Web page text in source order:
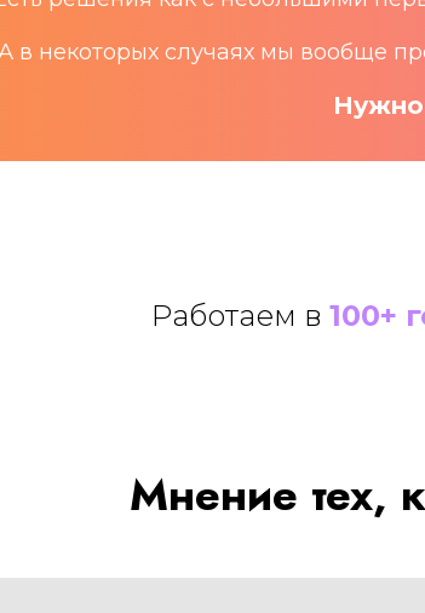
в некоторых случаях мы вообще
Нужно
Работаем в 100+
Мнение тех,